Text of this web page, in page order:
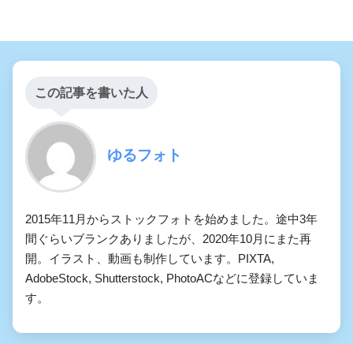
この記事を書いた人
ゆるフォト
2015年11月からストックフォトを始めました。途中3年
間ぐらいブランクありましたが、2020年10月にまた再
開。イラスト、動画も制作しています。PIXTA,
AdobeStock, Shutterstock, PhotoACなどに登録していま
す。